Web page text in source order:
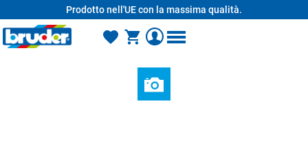
Prodotto nell'UE con la massima qualità.